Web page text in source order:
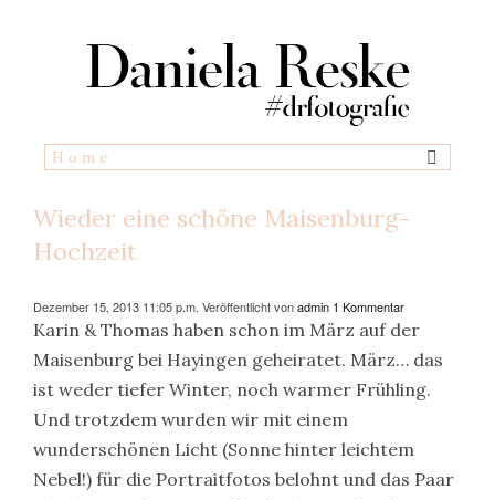
Wieder eine schöne Maisenburg-
Hochzeit
Dezember 15, 2013 11:05 p.m. Veröffentlicht vonadmin 1 Kommentar
Karin & Thomas haben schon im März auf der
Maisenburg bei Hayingen geheiratet. März… das
ist weder tiefer Winter, noch warmer Frühling.
Und trotzdem wurden wir mit einem
wunderschönen Licht (Sonne hinter leichtem
Nebel!) für die Portraitfotos belohnt und das Paar